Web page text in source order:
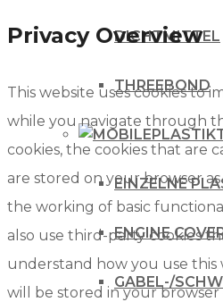
DICHTMITTEL
THREEBOND
EINZELNE
ENGINE
GABEL-/
Privacy Overview
This website uses cookies to
while you navigate through
cookies, the cookies that are
are stored on your browser
the working of basic
also use third-party cookies
understand how you use this
will be stored in your